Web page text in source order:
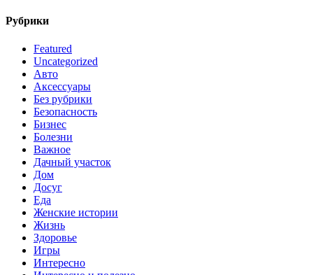
Рубрики
Featured
Uncategorized
Авто
Аксессуары
Без рубрики
Безопасность
Бизнес
Болезни
Важное
Дачный участок
Дом
Досуг
Еда
Женские истории
Жизнь
Здоровье
Игры
Интересно